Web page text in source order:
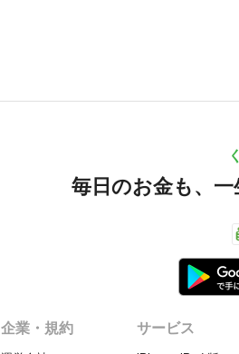
毎日のお金も、 一
企業・規約 サービス